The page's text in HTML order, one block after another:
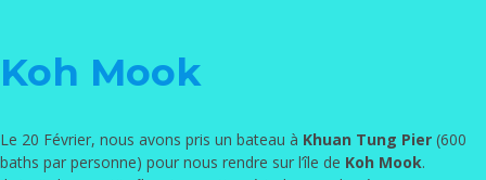
Koh Mook
Le 20 Février, nous avons pris un bateau à Khuan Tung Pier (600
baths par personne) pour nous rendre sur l’île de Koh Mook.